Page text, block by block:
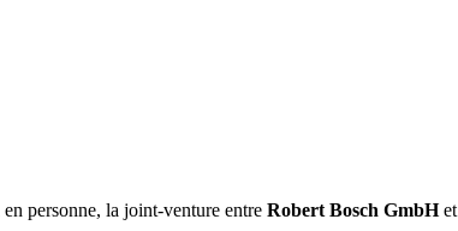
en personne, la joint-venture entre Robert Bosch GmbHet